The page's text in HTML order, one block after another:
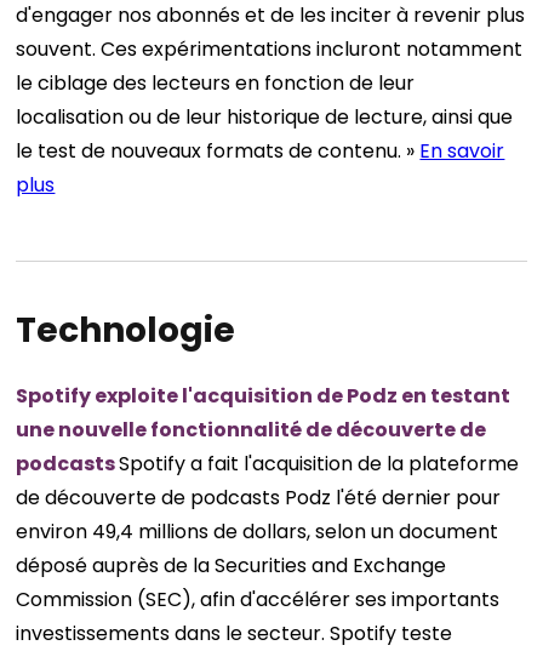
d'engager nos abonnés et de les inciter à revenir plus
souvent. Ces expérimentations incluront notamment
le ciblage des lecteurs en fonction de leur
localisation ou de leur historique de lecture, ainsi que
le test de nouveaux formats de contenu. » En savoir
plus
Technologie
Spotify exploite l'acquisition de Podz en testant
une nouvelle fonctionnalité de découverte de
podcastsSpotify a fait l'acquisition de la plateforme
de découverte de podcasts Podz l'été dernier pour
environ 49,4 millions de dollars, selon un document
déposé auprès de la Securities and Exchange
Commission (SEC), afin d'accélérer ses importants
investissements dans le secteur. Spotify teste